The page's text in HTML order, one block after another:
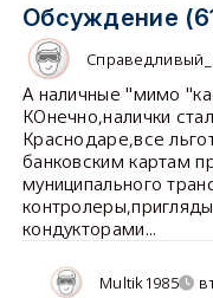
Обсуждение
А наличные "мимо
КОнечно,налички
Краснодаре,все
банковским картам
муниципального
кондукторами...
Multik1985